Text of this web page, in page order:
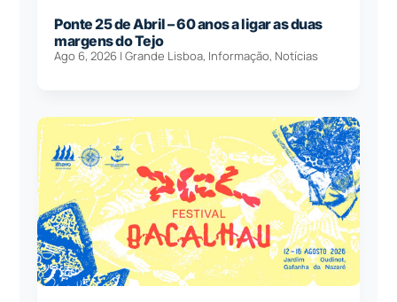
Ponte 25 de Abril – 60 anos a ligar as duas
margens do Tejo
Ago 6, 2026 |Grande Lisboa, Informação, Notícias